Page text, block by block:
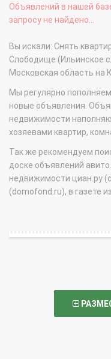
Объявлений в нашей
запросу не найдено...
Вы искали: Снять
Слободище (Ильинское
Московская область
Мы регулярно
новые объявления.
недвижимости
хозяевами квартир,
Так же рекомендуем
доске объявлений
недвижимости циан.ру
(domofond.ru), в газете